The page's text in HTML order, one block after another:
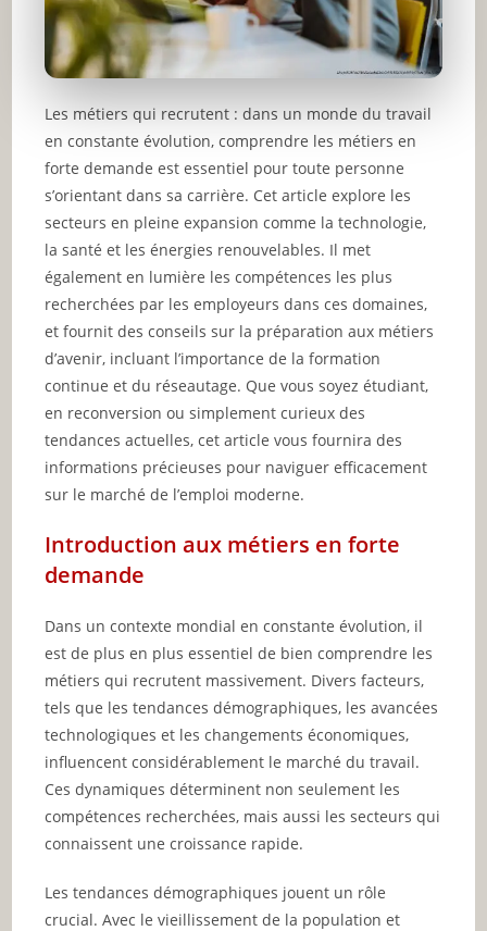
Les métiers qui recrutent : dans un monde du travail
en constante évolution, comprendre les métiers en
forte demande est essentiel pour toute personne
s’orientant dans sa carrière. Cet article explore les
secteurs en pleine expansion comme la technologie,
la santé et les énergies renouvelables. Il met
également en lumière les compétences les plus
recherchées par les employeurs dans ces domaines,
et fournit des conseils sur la préparation aux métiers
d’avenir, incluant l’importance de la formation
continue et du réseautage. Que vous soyez étudiant,
en reconversion ou simplement curieux des
tendances actuelles, cet article vous fournira des
informations précieuses pour naviguer efficacement
sur le marché de l’emploi moderne.
Introduction aux métiers en forte
demande
Dans un contexte mondial en constante évolution, il
est de plus en plus essentiel de bien comprendre les
métiers qui recrutent massivement. Divers facteurs,
tels que les tendances démographiques, les avancées
technologiques et les changements économiques,
influencent considérablement le marché du travail.
Ces dynamiques déterminent non seulement les
compétences recherchées, mais aussi les secteurs qui
connaissent une croissance rapide.
Les tendances démographiques jouent un rôle
crucial. Avec le vieillissement de la population et